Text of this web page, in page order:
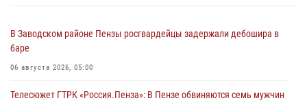
В Заводском районе Пензы росгвардейцы задержали дебошира в
баре
06 августа 2026, 05:00
Телесюжет ГТРК «Россия.Пенза»: В Пензе обвиняются семь мужчин